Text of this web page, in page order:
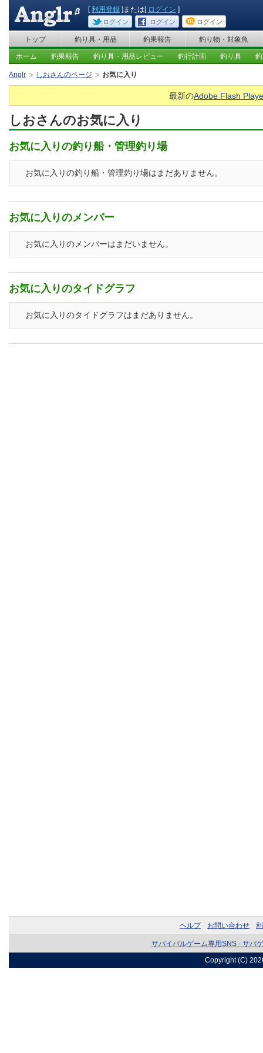
[利用登録 ]または[ ログイン ]
ログイン ログイン ログイン
トップ 釣り具・用品 釣果報告 釣り物・対象魚
ホーム 釣果報告 釣り具・用品レビュー 釣行計画 釣り具
Anglr しおさんのページ お気に入り
最新のAdobe Flash
しおさんのお気に入り
お気に入りの釣り船・管理釣り場
お気に入りの釣り船・管理釣り場はまだありません。
お気に入りのメンバー
お気に入りのメンバーはまだいません。
お気に入りのタイドグラフ
お気に入りのタイドグラフはまだありません。
ヘルプ お問い合わせ
サバイバルゲーム専用SNS - サバ
Copyright (C)